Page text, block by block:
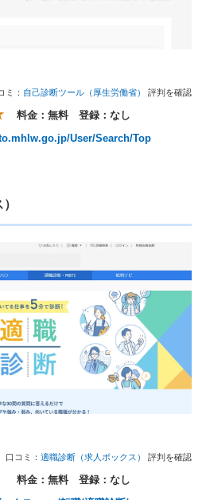
ミ： 自己診断ツール（厚生労働省） 評判を確認
料金：無料 登録：なし
User/Search/Top
口コミ： 適職診断（求人ボックス） 評判を確認
料金：無料 登録：なし